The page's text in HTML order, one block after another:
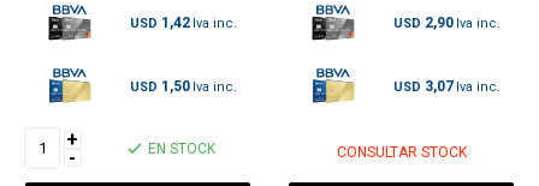
USD 1,42
USD 1,50
+
- EN STOCK
USD 2,90
USD 3,07
CONSULTAR STOCK